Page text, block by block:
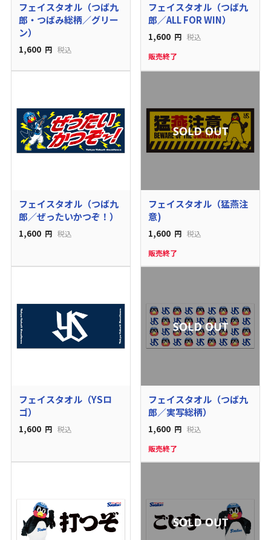
フェイスタオル（つば九
郎・つばみ総柄／グリー
ン）
1,600 円 税込
フェイスタオル（つば九
郎／ALL FOR WIN）
1,600 円 税込
販売終了
フェイスタオル（つば九
郎／ぜったいかつぞ！）
1,600 円 税込
フェイスタオル（猛燕注
意)
1,600 円 税込
販売終了
フェイスタオル（YSロ
ゴ）
1,600 円 税込
フェイスタオル（つば九
郎／実写総柄）
1,600 円 税込
販売終了